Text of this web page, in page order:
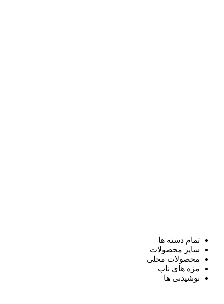
تمام دسته ها
سایر محصولات
محصولات محلی
مزه های ناب
نوشیدنی ها